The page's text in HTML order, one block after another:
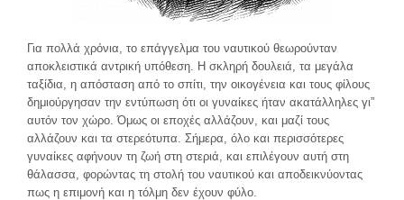
Για πολλά χρόνια, το επάγγελμα του ναυτικού θεωρούνταν
αποκλειστικά αντρική υπόθεση. Η σκληρή δουλειά, τα μεγάλα
ταξίδια, η απόσταση από το σπίτι, την οικογένεια και τους φίλους
δημιούργησαν την εντύπωση ότι οι γυναίκες ήταν ακατάλληλες γι”
αυτόν τον χώρο. Όμως οι εποχές αλλάζουν, και μαζί τους
αλλάζουν και τα στερεότυπα. Σήμερα, όλο και περισσότερες
γυναίκες αφήνουν τη ζωή στη στεριά, και επιλέγουν αυτή στη
θάλασσα, φορώντας τη στολή του ναυτικού και αποδεικνύοντας
πως η επιμονή και η τόλμη δεν έχουν φύλο.